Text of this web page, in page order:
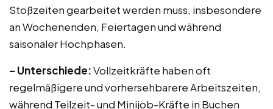
Stoßzeiten gearbeitet werden muss, insbesondere
an Wochenenden, Feiertagen und während
saisonaler Hochphasen.
– Unterschiede:Vollzeitkräfte haben oft
regelmäßigere und vorhersehbarere Arbeitszeiten,
während Teilzeit- und Minijob-Kräfte in Buchen